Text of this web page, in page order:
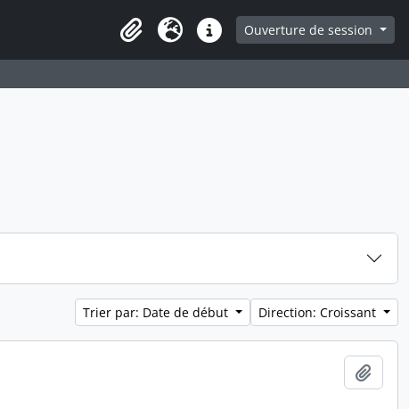
Presse-papier
LangueLiens rapidesOuverture de session
Trier par: Date de début Direction: Croissant